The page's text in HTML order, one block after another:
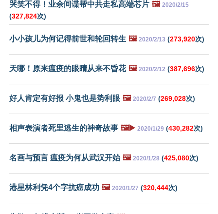
哭笑不得！业余间谍帮中共走私高端芯片 🖼️ 2020/2/15
(327,824次)
小小孩儿为何记得前世和轮回转生 🖼️ 2020/2/13 (273,920次)
天哪！原来瘟疫的眼睛从来不昏花 🖼️ 2020/2/12 (387,696次)
好人肯定有好报 小鬼也是势利眼 🖼️ 2020/2/7 (269,028次)
相声表演者死里逃生的神奇故事 🖼️▶️ 2020/1/29 (430,282次)
名画与预言 瘟疫为何从武汉开始 🖼️ 2020/1/28 (425,080次)
港星林利凭4个字抗癌成功 🖼️ 2020/1/27 (320,444次)